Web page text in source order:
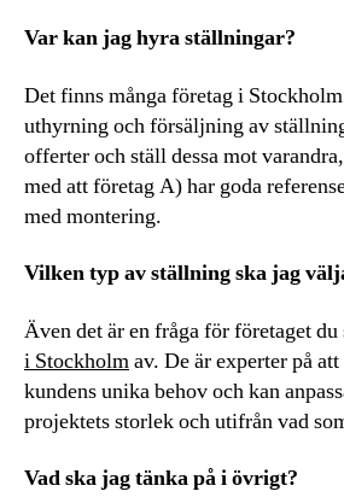
Var kan jag hyra ställningar?
Det finns många företag i
uthyrning och försäljning av
offerter och ställ dessa mot
med att företag A) har goda
med montering.
Vilken typ av ställning ska jag
Även det är en fråga för företaget du
i Stockholmav. De är experter på
kundens unika behov och kan
projektets storlek och utifrån vad
Vad ska jag tänka på i övrigt?